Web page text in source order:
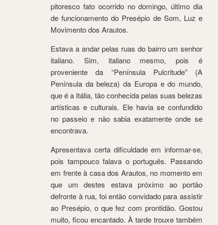
pitoresco fato ocorrido no domingo, último dia
de funcionamento do Presépio de Som, Luz e
Movimento dos Arautos.
Estava a andar pelas ruas do bairro um senhor
italiano. Sim, italiano mesmo, pois é
proveniente da “Península Pulcritude” (A
Península da beleza) da Europa e do mundo,
que é a Itália, tão conhecida pelas suas belezas
artísticas e culturais. Ele havia se confundido
no passeio e não sabia exatamente onde se
encontrava.
Apresentava certa dificuldade em informar-se,
pois tampouco falava o português. Passando
em frente à casa dos Arautos, no momento em
que um destes estava próximo ao portão
defronte à rua, foi então convidado para assistir
ao Presépio, o que fez com prontidão. Gostou
muito, ficou encantado. À tarde trouxe também